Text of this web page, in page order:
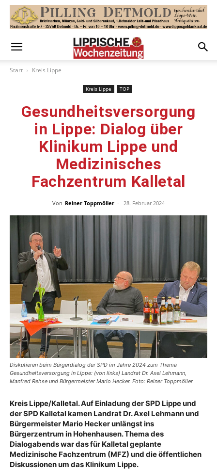
Start Kreis Lippe
Kreis Lippe TOP
Gesundheitsversorgung
in Lippe: Dialog über
Klinikum Lippe und
Medizinisches
Fachzentrum Kalletal
Von Reiner Toppmöller - 28. Februar 2024
Diskutieren beim Bürgerdialog der SPD im Jahre 2024 zum Thema
Gesundheitsversorgung in Lippe: (von links) Landrat Dr. Axel Lehmann,
Manfred Rehse und Bürgermeister Mario Hecker. Foto: Reiner Toppmöller
Kreis Lippe/Kalletal. Auf Einladung der SPD Lippe und
der SPD Kalletal kamen Landrat Dr. Axel Lehmann und
Bürgermeister Mario Hecker unlängst ins
Bürgerzentrum in Hohenhausen. Thema des
Dialogabends war das für Kalletal geplante
Medizinische Fachzentrum (MFZ) und die öffentlichen
Diskussionen um das Klinikum Lippe.